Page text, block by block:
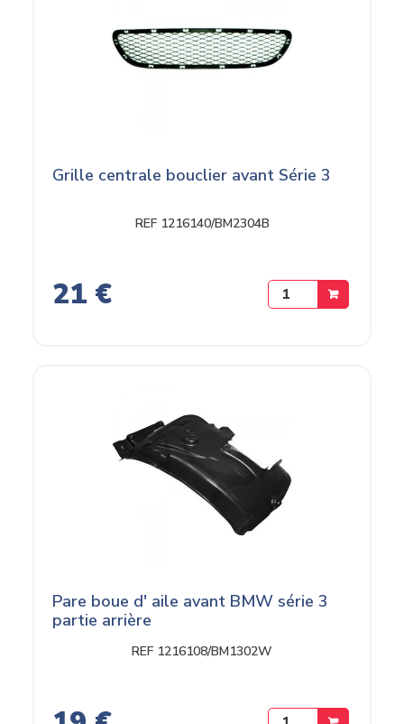
Grille centrale bouclier avant Série 3
REF 1216140/BM2304B
21 €
Pare boue d' aile avant BMW série 3
partie arrière
REF 1216108/BM1302W